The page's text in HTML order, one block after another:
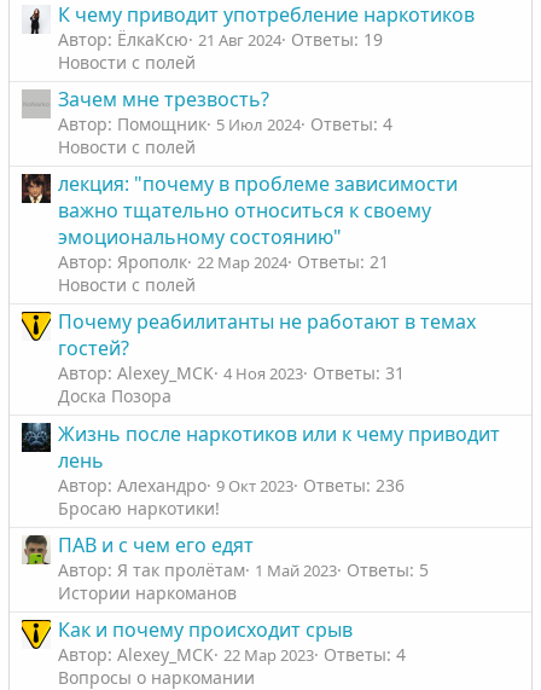
К чему приводит употребление наркотиков
Автор: ЁлкаКсю 21 Авг 2024 Ответы: 19
Новости с полей
Зачем мне трезвость?
Автор: Помощник 5 Июл 2024 Ответы: 4
Новости с полей
лекция: "почему в проблеме зависимости
важно тщательно относиться к своему
эмоциональному состоянию"
Автор: Ярополк 22 Мар 2024 Ответы: 21
Новости с полей
Почему реабилитанты не работают в темах
гостей?
Автор: Alexey_MCK 4 Ноя 2023 Ответы: 31
Доска Позора
Жизнь после наркотиков или к чему приводит
лень
Автор: Алехандро 9 Окт 2023 Ответы: 236
Бросаю наркотики!
ПАВ и с чем его едят
Автор: Я так пролётам 1 Май 2023 Ответы: 5
Истории наркоманов
Как и почему происходит срыв
Автор: Alexey_MCK 22 Мар 2023 Ответы: 4
Вопросы о наркомании